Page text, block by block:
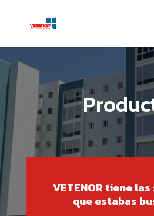
VETENOR tiene
que estabas